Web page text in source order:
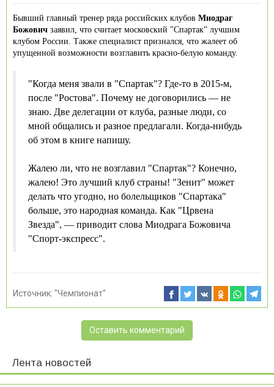
Бывший главный тренер ряда российских клубов Миодраг
Божович заявил, что считает московский "Спартак" лучшим
клубом России. Также специалист признался, что жалеет об
упущенной возможности возглавить красно-белую команду.
"Когда меня звали в "Спартак"? Где-то в 2015-м,
после "Ростова". Почему не договорились — не
знаю. Две делегации от клуба, разные люди, со
мной общались и разное предлагали. Когда-нибудь
об этом в книге напишу.
Жалею ли, что не возглавил "Спартак"? Конечно,
жалею! Это лучший клуб страны! "Зенит" может
делать что угодно, но болельщиков "Спартака"
больше, это народная команда. Как "Црвена
Звезда", — приводит слова Миодрага Божовича
"Спорт-экспресс".
Источник: "Чемпионат"
Оставить комментарий
Лента новостей